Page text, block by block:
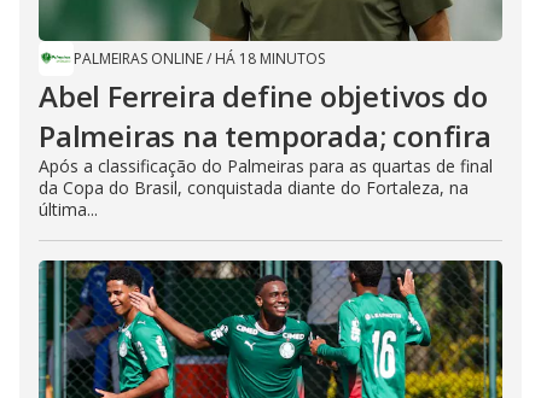
PALMEIRAS ONLINE/ HÁ 18 MINUTOS
Abel Ferreira define objetivos do
Palmeiras na temporada; confira
Após a classificação do Palmeiras para as quartas de final
da Copa do Brasil, conquistada diante do Fortaleza, na
última...